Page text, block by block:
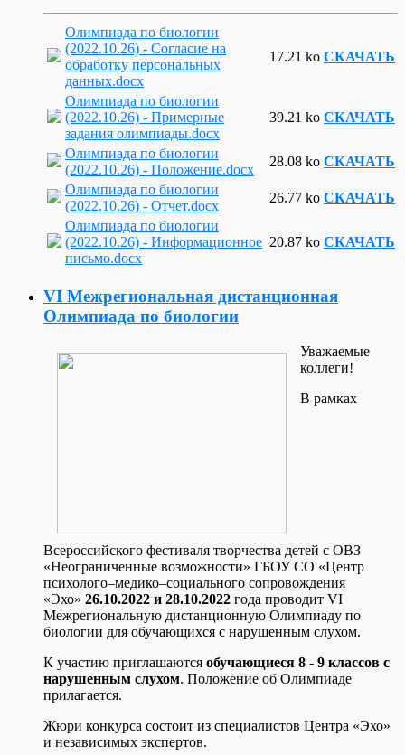
Олимпиада по биологии
(2022.10.26) - Согласие на
обработку персональных
данных.docx
17.21 ko СКАЧАТЬ
Олимпиада по биологии
(2022.10.26) - Примерные
задания олимпиады.docx
39.21 ko СКАЧАТЬ
Олимпиада по биологии
(2022.10.26) - Положение.docx
28.08 ko СКАЧАТЬ
Олимпиада по биологии
(2022.10.26) - Отчет.docx
26.77 ko СКАЧАТЬ
Олимпиада по биологии
(2022.10.26) - Информационное
письмо.docx
20.87 ko СКАЧАТЬ
VI Межрегиональная дистанционная
Олимпиада по биологии
Уважаемые
коллеги!
В рамках
Всероссийского фестиваля творчества детей с ОВЗ
«Неограниченные возможности» ГБОУ СО «Центр
психолого–медико–социального сопровождения
«Эхо» 26.10.2022 и 28.10.2022 года проводит VI
Межрегиональную дистанционную Олимпиаду по
биологии для обучающихся с нарушенным слухом.
К участию приглашаются обучающиеся 8 - 9 классов с
нарушенным слухом. Положение об Олимпиаде
прилагается.
Жюри конкурса состоит из специалистов Центра «Эхо»
и независимых экспертов.